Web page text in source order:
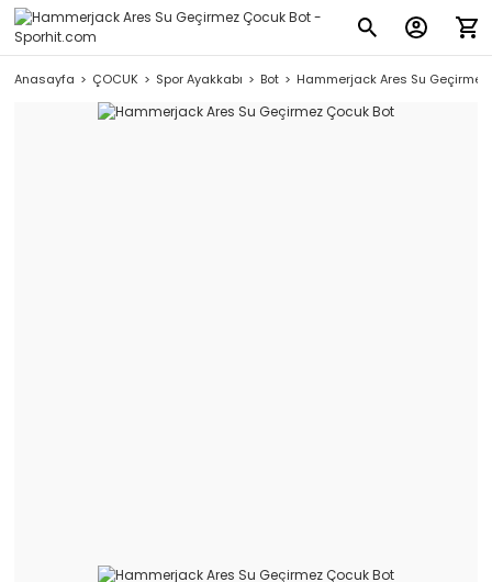
Anasayfa ÇOCUK Spor Ayakkabı Bot Hammerjack Ares Su Geçirmez